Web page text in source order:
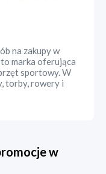
na zakupy w
marka oferująca
sportowy. W
torby, rowery i
w